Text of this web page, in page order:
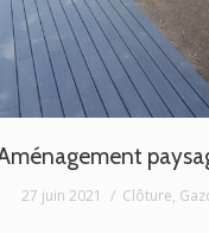
27 juin 2021 Clôture,